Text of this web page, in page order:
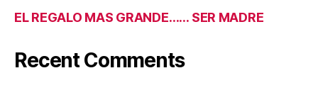
EL REGALO MAS GRANDE…… SER MADRE
Recent Comments